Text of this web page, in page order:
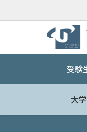
受験
大